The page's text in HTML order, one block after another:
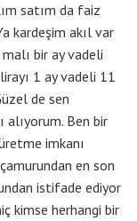
satım da faiz
kardeşim akıl var
bir ay vadeli
1 ay vadeli 11
de sen
alıyorum. Ben bir
imkanı
en son
istifade ediyor
kimse herhangi bir